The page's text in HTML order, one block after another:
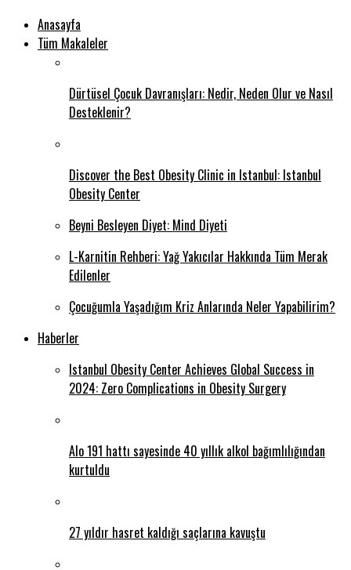
Anasayfa
Tüm Makaleler
Dürtüsel Çocuk Davranışları: Nedir, Neden Olur ve Nasıl
Desteklenir?
Discover the Best Obesity Clinic in Istanbul: Istanbul
Obesity Center
Beyni Besleyen Diyet: Mind Diyeti
L-Karnitin Rehberi: Yağ Yakıcılar Hakkında Tüm Merak
Edilenler
Çocuğumla Yaşadığım Kriz Anlarında Neler Yapabilirim?
Haberler
Istanbul Obesity Center Achieves Global Success in
2024: Zero Complications in Obesity Surgery
Alo 191 hattı sayesinde 40 yıllık alkol bağımlılığından
kurtuldu
27 yıldır hasret kaldığı saçlarına kavuştu